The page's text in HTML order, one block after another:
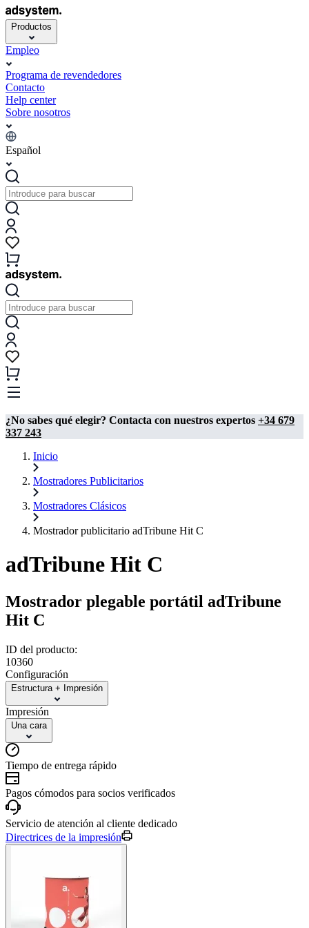
Productos
Empleo
Programa de revendedores
Contacto
Help center
Sobre nosotros
Español
¿No sabes qué elegir? Contacta con nuestros expertos +34 679
337 243
Inicio
Mostradores Publicitarios
Mostradores Clásicos
Mostrador publicitario adTribune Hit C
adTribune Hit C
Mostrador plegable portátil adTribune
Hit C
ID del producto:
10360
Configuración
Estructura + Impresión
Impresión
Una cara
Tiempo de entrega rápido
Pagos cómodos para socios verificados
Servicio de atención al cliente dedicado
Directrices de la impresión